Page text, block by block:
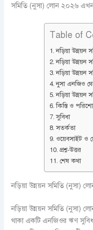
সমিতি (নুসা) লোন ২০২৬
Table of
নড়িয়া উন্নয়ন
নড়িয়া উন্নয়ন
নড়িয়া উন্নয়ন
নুসা এনজিও
নড়িয়া উন্নয়ন
কিস্তি ও
সুবিধা
সতর্কতা
ওয়েবসাইট ও
প্রশ্ন-উত্তর
শেষ কথা
নড়িয়া উন্নয়ন সমিতি (নুসা)
নড়িয়া উন্নয়ন সমিতি (নুসা)
থাকা একটি এনজিওর ঋণ